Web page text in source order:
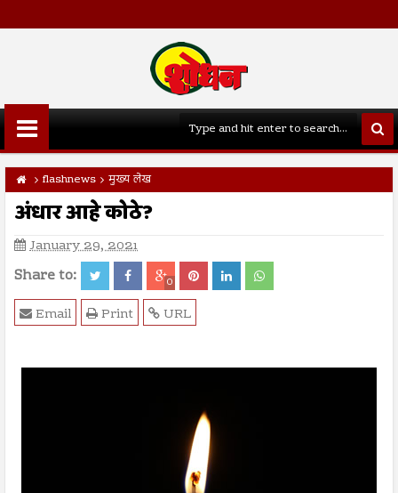
flashnews मुख्य लेख
अंधार आहे कोठे?
January 29, 2021
Share to: 0
URL
Print
Email